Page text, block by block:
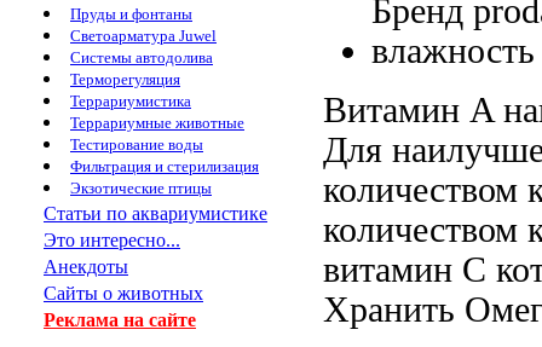
Пруды и фонтаны
Светоарматура Juwel
Системы автодолива
Терморегуляция
Террариумистика
Террариумные животные
Тестирование воды
Фильтрация и стерилизация
Экзотические птицы
Статьи по аквариумистике
Это интересно...
Анекдоты
Сайты о животных
Реклама на сайте
Бренд
Витамин A
Для
количеством
количеством
витамин C
Хранить